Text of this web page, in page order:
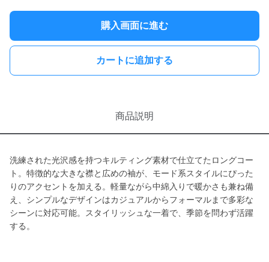
購入画面に進む
カートに追加する
商品説明
洗練された光沢感を持つキルティング素材で仕立てたロングコー
ト。特徴的な大きな襟と広めの袖が、モード系スタイルにぴった
りのアクセントを加える。軽量ながら中綿入りで暖かさも兼ね備
え、シンプルなデザインはカジュアルからフォーマルまで多彩な
シーンに対応可能。スタイリッシュな一着で、季節を問わず活躍
する。